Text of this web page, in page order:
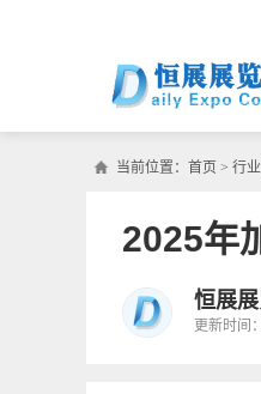
当前位置： 首页 > 行
2025年
恒展
更新时间